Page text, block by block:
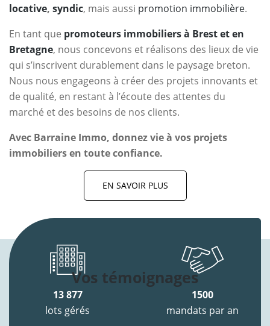
locative, syndic, mais aussi promotion immobilière.
En tant que promoteurs immobiliers à Brest et en
Bretagne, nous concevons et réalisons des lieux de vie
qui s’inscrivent durablement dans le paysage breton.
Nous nous engageons à créer des projets innovants et
de qualité, en restant à l’écoute des attentes du
marché et des besoins de nos clients.
Avec Barraine Immo, donnez vie à vos projets
immobiliers en toute confiance.
EN SAVOIR PLUS
Vos témoignages
13 877
lots gérés
1500
mandats par an